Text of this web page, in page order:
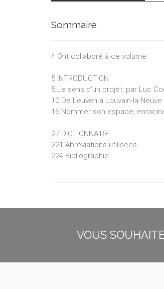
Sommaire
4 Ont collaboré à ce volume
5 INTRODUCTION
5 Le sens d’un projet, par Luc
10 De Leuven à Louvain-la-
16 Nommer son espace,
27 DICTIONNAIRE
221 Abréviations utilisées
224 Bibliographie
VOUS